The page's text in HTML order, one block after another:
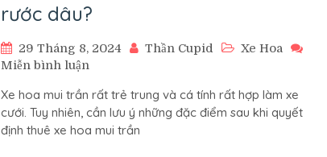
rước dâu?
29 Tháng 8, 2024 Thần Cupid
Xe Hoa
Miễn bình luận
nên
thuê
xe
Xe hoa mui trần rất trẻ trung và cá tính rất hợp làm xe
cưới. Tuy nhiên, cần lưu ý những đặc điểm sau khi quyết
định thuê xe hoa mui trần